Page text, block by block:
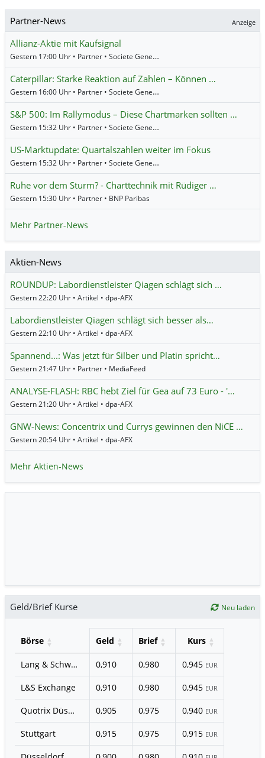
Partner-News Anzeige
Allianz-Aktie mit Kaufsignal
Gestern 17:00 Uhr • Partner • Societe Generale
Caterpillar: Starke Reaktion auf Zahlen – Können …
Gestern 16:00 Uhr • Partner • Societe Generale
S&P 500: Im Rallymodus – Diese Chartmarken sollten …
Gestern 15:32 Uhr • Partner • Societe Generale
US-Marktupdate: Quartalszahlen weiter im Fokus
Gestern 15:32 Uhr • Partner • Societe Generale
Ruhe vor dem Sturm? - Charttechnik mit Rüdiger …
Gestern 15:30 Uhr • Partner • BNP Paribas
Mehr Partner-News
Aktien-News
ROUNDUP: Labordienstleister Qiagen schlägt sich …
Gestern 22:20 Uhr • Artikel • dpa-AFX
Labordienstleister Qiagen schlägt sich besser als…
Gestern 22:10 Uhr • Artikel • dpa-AFX
Spannend...: Was jetzt für Silber und Platin spricht…
Gestern 21:47 Uhr • Partner • MediaFeed
ANALYSE-FLASH: RBC hebt Ziel für Gea auf 73 Euro - '…
Gestern 21:20 Uhr • Artikel • dpa-AFX
GNW-News: Concentrix und Currys gewinnen den NiCE …
Gestern 20:54 Uhr • Artikel • dpa-AFX
Mehr Aktien-News
Geld/Brief Kurse Neu laden
Börse Geld Brief Kurs
Lang & Schwarz 0,910 0,980 0,945 EUR
L&S Exchange 0,910 0,980 0,945 EUR
Quotrix Düsseldorf 0,905 0,975 0,940 EUR
Stuttgart 0,915 0,975 0,915 EUR